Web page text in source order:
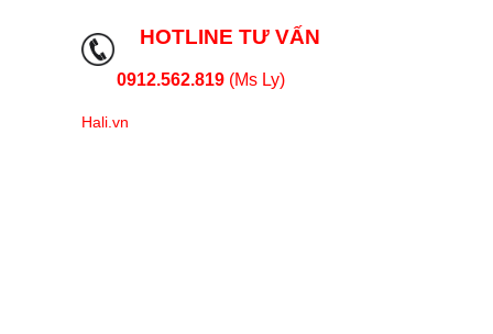
HOTLINE TƯ VẤN
0912.562.819 (Ms Ly)
Hali.vn